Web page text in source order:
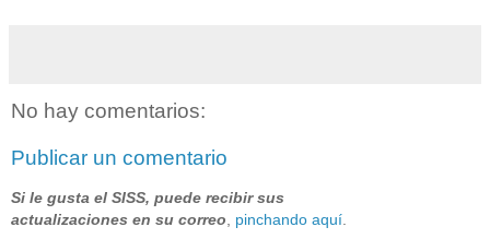
No hay comentarios:
Publicar un comentario
Si le gusta el SISS, puede recibir sus
actualizaciones en su correo
pinchando aquí